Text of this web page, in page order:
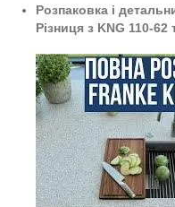
Розпаковка і
Різниця з KNG 110-